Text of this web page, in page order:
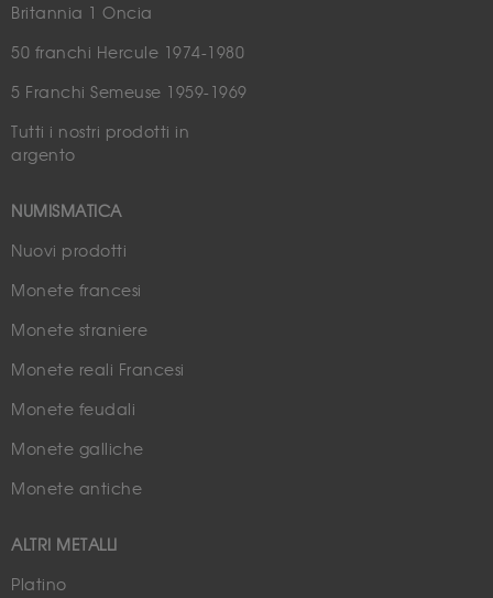
Britannia 1 Oncia
50 franchi Hercule 1974-1980
5 Franchi Semeuse 1959-1969
Tutti i nostri prodotti in
argento
NUMISMATICA
Nuovi prodotti
Monete francesi
Monete straniere
Monete reali Francesi
Monete feudali
Monete galliche
Monete antiche
ALTRI METALLI
Platino